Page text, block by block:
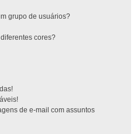
grupo de usuários?
cores?
de e-mail com assuntos